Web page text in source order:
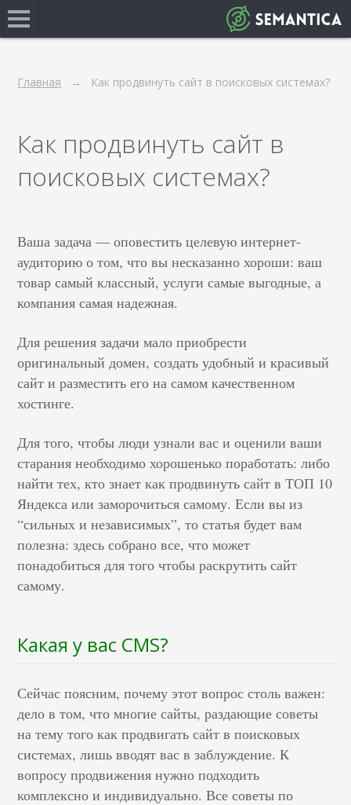
Главная Как продвинуть сайт в поисковых системах?
Как продвинуть сайт в
поисковых системах?
Ваша задача — оповестить целевую интернет-
аудиторию о том, что вы несказанно хороши: ваш
товар самый классный, услуги самые выгодные, а
компания самая надежная.
Для решения задачи мало приобрести
оригинальный домен, создать удобный и красивый
сайт и разместить его на самом качественном
хостинге.
Для того, чтобы люди узнали вас и оценили ваши
старания необходимо хорошенько поработать: либо
найти тех, кто знает как продвинуть сайт в ТОП 10
Яндекса или заморочиться самому. Если вы из
“сильных и независимых”, то статья будет вам
полезна: здесь собрано все, что может
понадобиться для того чтобы раскрутить сайт
самому.
Какая у вас CMS?
Сейчас поясним, почему этот вопрос столь важен:
дело в том, что многие сайты, раздающие советы
на тему того как продвигать сайт в поисковых
системах, лишь вводят вас в заблуждение. К
вопросу продвижения нужно подходить
комплексно и индивидуально. Все советы по